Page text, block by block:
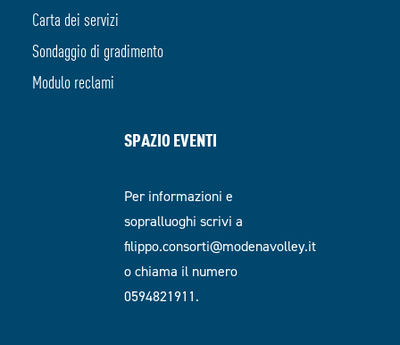
Carta dei servizi
Sondaggio di gradimento
Modulo reclami
SPAZIO EVENTI
Per informazioni e
sopralluoghi scrivi a
filippo.consorti@modenavolley.it
o chiama il numero
0594821911.